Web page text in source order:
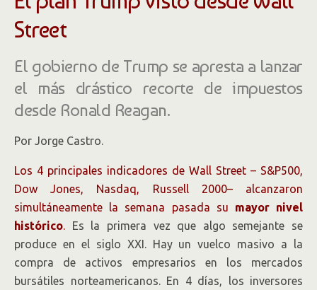
Street
El gobierno de Trump se apresta a lanzar
el más drástico recorte de impuestos
desde Ronald Reagan.
Por Jorge Castro.
Los 4 principales indicadores de Wall Street – S&P500,
Dow Jones, Nasdaq, Russell 2000– alcanzaron
simultáneamente la semana pasada su mayor nivel
histórico. Es la primera vez que algo semejante se
produce en el siglo XXI. Hay un vuelco masivo a la
compra de activos empresarios en los mercados
bursátiles norteamericanos. En 4 días, los inversores